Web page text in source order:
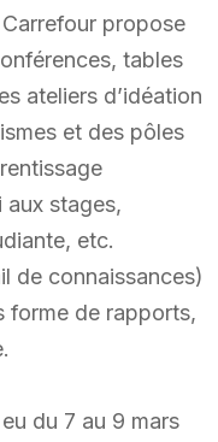
propose
tables
ateliers d’idéation
et des pôles
aux stages,
etc.
de connaissances)
forme de rapports,
du 7 au 9 mars